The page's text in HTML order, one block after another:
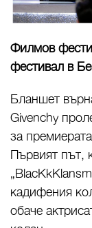
Филмов
фестивал в
Бланшет
Givenchy
за
Първият път,
кадифения
обаче